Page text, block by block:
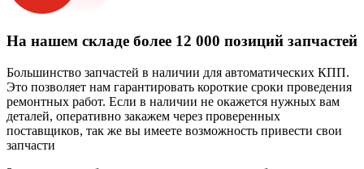
На нашем складе более 12 000 позиций запчастей
Большинство запчастей в наличии для автоматических КПП.
Это позволяет нам гарантировать короткие сроки проведения
ремонтных работ. Если в наличии не окажется нужных вам
деталей, оперативно закажем через проверенных
поставщиков, так же вы имеете возможность привести свои
запчасти